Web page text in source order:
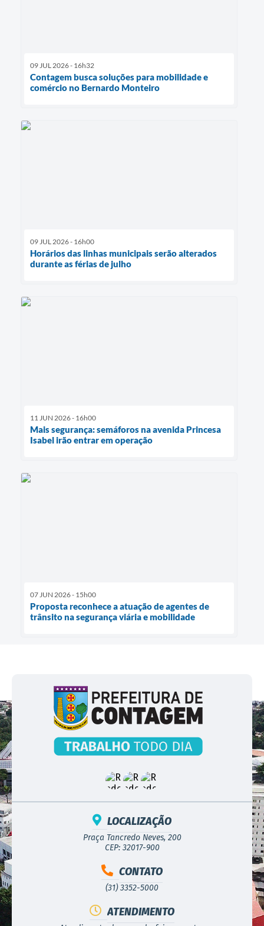
09 JUL 2026 - 16h32
Contagem busca soluções para mobilidade e
comércio no Bernardo Monteiro
09 JUL 2026 - 16h00
Horários das linhas municipais serão alterados
durante as férias de julho
11 JUN 2026 - 16h00
Mais segurança: semáforos na avenida Princesa
Isabel irão entrar em operação
07 JUN 2026 - 15h00
Proposta reconhece a atuação de agentes de
trânsito na segurança viária e mobilidade
LOCALIZAÇÃO
Praça Tancredo Neves, 200
CEP: 32017-900
CONTATO
(31) 3352-5000
ATENDIMENTO